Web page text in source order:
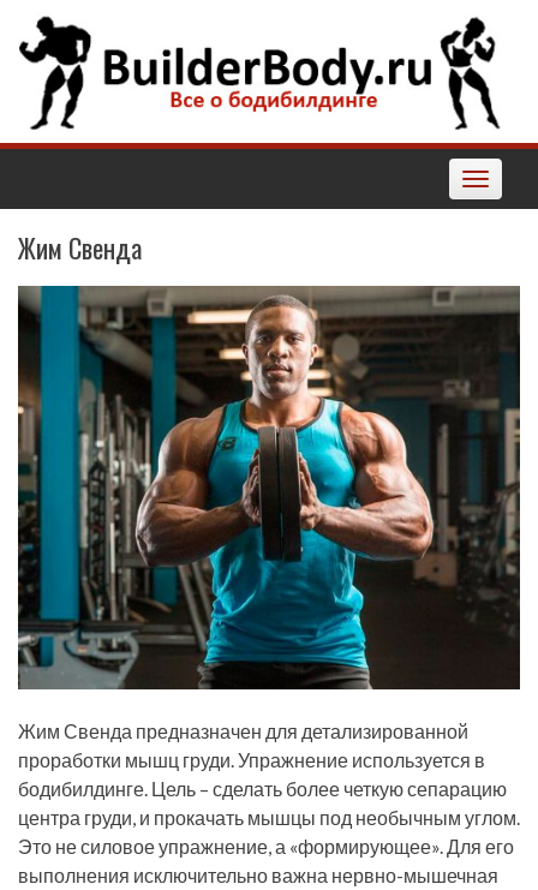
Наверх
Toggle
Жим Свенда
Жим Свенда предназначен для детализированной
проработки мышц груди. Упражнение используется в
бодибилдинге. Цель – сделать более четкую сепарацию
центра груди, и прокачать мышцы под необычным углом.
Это не силовое упражнение, а «формирующее». Для его
выполнения исключительно важна нервно-мышечная